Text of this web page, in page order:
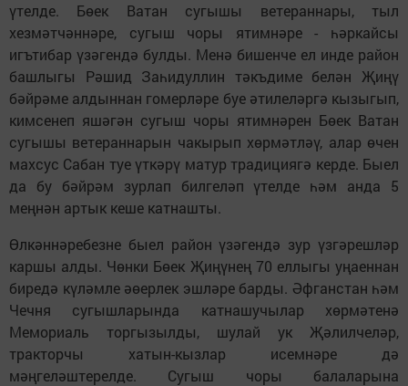
үтелде. Бөек Ватан сугышы ветераннары, тыл
хезмәтчәннәре, сугыш чоры ятимнәре - һәркайсы
игътибар үзәгендә булды. Менә бишенче ел инде район
башлыгы Рәшид Заһидуллин тәкъдиме белән Җиңү
бәйрәме алдыннан гомерләре буе әтилеләргә кызыгып,
кимсенеп яшәгән сугыш чоры ятимнәрен Бөек Ватан
сугышы ветераннарын чакырып хөрмәтләү, алар өчен
махсус Сабан туе үткәрү матур традициягә керде. Быел
да бу бәйрәм зурлап билгеләп үтелде һәм анда 5
меңнән артык кеше катнашты.
Өлкәннәребезне быел район үзәгендә зур үзгәрешләр
каршы алды. Чөнки Бөек Җиңүнең 70 еллыгы уңаеннан
биредә күләмле әөерлек эшләре барды. Әфганстан һәм
Чечня сугышларында катнашучылар хөрмәтенә
Мемориаль торгызылды, шулай ук Җәлилчеләр,
тракторчы хатын-кызлар исемнәре дә
мәңгеләштерелде. Сугыш чоры балаларына